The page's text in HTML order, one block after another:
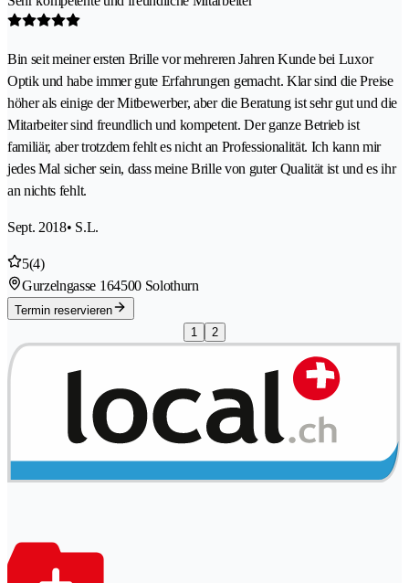
Bin seit meiner ersten Brille vor mehreren Jahren Kunde bei Luxor
Optik und habe immer gute Erfahrungen gemacht. Klar sind die Preise
höher als einige der Mitbewerber, aber die Beratung ist sehr gut und die
Mitarbeiter sind freundlich und kompetent. Der ganze Betrieb ist
familiär, aber trotzdem fehlt es nicht an Professionalität. Ich kann mir
jedes Mal sicher sein, dass meine Brille von guter Qualität ist und es ihr
an nichts fehlt.
Sept. 2018• S.L.
5(4)
Gurzelngasse 164500 Solothurn
Termin reservieren
1
2